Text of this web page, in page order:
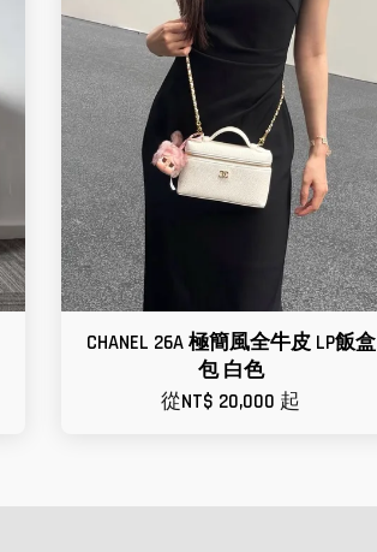
CHANEL 26A 極簡風全牛皮 LP飯盒
包 白色
從NT$ 20,000 起